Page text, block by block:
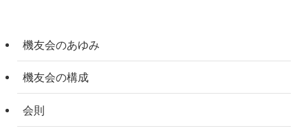
機友会のあゆみ
機友会の構成
会則